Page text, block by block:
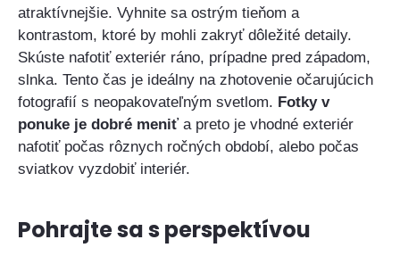
atraktívnejšie. Vyhnite sa ostrým tieňom a
kontrastom, ktoré by mohli zakryť dôležité detaily.
Skúste nafotiť exteriér ráno, prípadne pred západom,
slnka. Tento čas je ideálny na zhotovenie očarujúcich
fotografií s neopakovateľným svetlom. Fotky v
ponuke je dobré meniťa preto je vhodné exteriér
nafotiť počas rôznych ročných období, alebo počas
sviatkov vyzdobiť interiér.
Pohrajte sa s perspektívou